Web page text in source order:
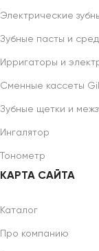
Электрические
Зубные пасты и
Ирригаторы и
Сменные кассеты
Зубные щетки и
Ингалятор
Тонометр
КАРТА САЙТА
Каталог
Про компанию